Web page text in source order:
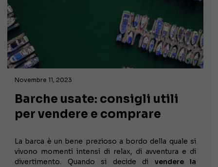
Novembre 11, 2023
Barche usate: consigli utili
per vendere e comprare
La barca è un bene prezioso a bordo della quale si
vivono momenti intensi di relax, di avventura e di
divertimento. Quando si decide di vendere la